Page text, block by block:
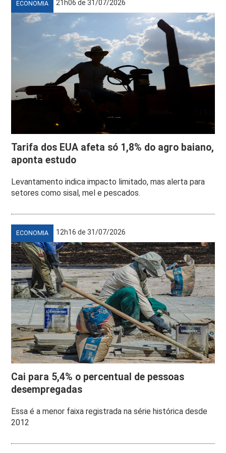
ECONOMIA 21h06 de 31/07/2026
Tarifa dos EUA afeta só 1,8% do agro baiano,
aponta estudo
Levantamento indica impacto limitado, mas alerta para
setores como sisal, mel e pescados.
ECONOMIA 12h16 de 31/07/2026
Cai para 5,4% o percentual de pessoas
desempregadas
Essa é a menor faixa registrada na série histórica desde
2012